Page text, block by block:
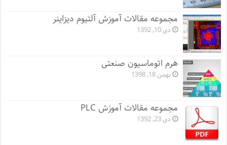
مجموعه مقالات آموزش آلتیوم دیزاینر
دی 10, 1392
هرم اتوماسیون صنعتی
بهمن 18, 1398
مجموعه مقالات آموزش PLC
دی 23, 1392